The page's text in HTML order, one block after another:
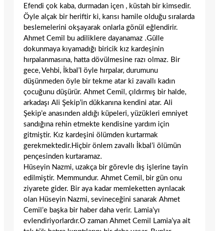
Efendi çok kaba, durmadan içen , küstah bir kimsedir.
Öyle alçak bir heriftir ki, karısı hamile olduğu sıralarda
beslemelerini okşayarak onlarla gönül eğlendirir.
Ahmet Cemil bu adiliklere dayanamaz .Gülle
dokunmaya kıyamadığı biricik kız kardeşinin
hırpalanmasına, hatta dövülmesine razı olmaz. Bir
gece, Vehbi, İkbal’I öyle hırpalar, durumunu
düşünmeden öyle bir tekme atar ki zavallı kadın
çocuğunu düşürür. Ahmet Cemil, çıldırmış bir halde,
arkadaşı Ali Şekip’in dükkanına kendini atar. Ali
Şekip’e anasınden aldığı küpeleri, yüzükleri emniyet
sandığına rehin etmekte kendisine yardım için
gitmiştir. Kız kardeşini ölümden kurtarmak
gerekmektedir.Hiçbir önlem zavallı İkbal’i ölümün
pençesinden kurtaramaz.
Hüseyin Nazmi, uzakça bir görevle dış işlerine tayin
edilmiştir. Memmundur. Ahmet Cemil, bir gün onu
ziyarete gider. Bir aya kadar memleketten ayrılacak
olan Hüseyin Nazmi, sevineceğini sanarak Ahmet
Cemil’e başka bir haber daha verir. Lamia’yı
evlendiriyorlardır.O zaman Ahmet Cemil Lamia’ya ait